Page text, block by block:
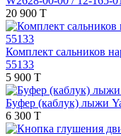
20 900 T
Комплект сальников
55133
5 900 T
Буфер (каблук) лыжи
6 300 T